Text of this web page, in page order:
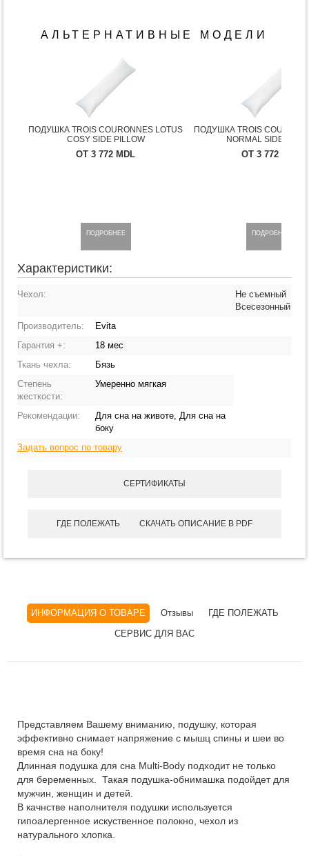
АЛЬТЕРНАТИВНЫЕ МОДЕЛИ
ПОДУШКА TROIS COURONNES LOTUS
COSY SIDE PILLOW
ОТ 3 772 MDL
ПОДРОБНЕЕ
ПОДУШКА TROIS
NORMAL SIDE
ОТ 3 772 MDL
ПОДРОБНЕЕ
Характеристики:
Чехол:
Не съемный
Всесезонный
Производитель:
Evita
Гарантия +:
18 мес
Ткань чехла:
Бязь
Степень
жесткости:
Умеренно мягкая
Рекомендации:
Для сна на животе, Для сна на
боку
Задать вопрос по товару
СЕРТИФИКАТЫ
ГДЕ ПОЛЕЖАТЬ СКАЧАТЬ ОПИСАНИЕ В PDF
ИНФОРМАЦИЯ О ТОВАРЕ Отзывы
ГДЕ ПОЛЕЖАТЬ
СЕРВИС ДЛЯ ВАС
Представляем Вашему вниманию, подушку, которая
эффективно снимает напряжение с мышц спины и шеи во
время сна на боку!
Длинная подушка для сна Multi-Body подходит не только
для беременных. Такая подушка-обнимашка подойдет для
мужчин, женщин и детей.
В качнстве наполнителя подушки используется
гипоалергенное искуственное полокно, чехол из
натурального хлопка.